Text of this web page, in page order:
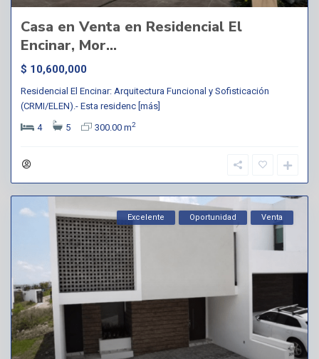
Casa en Venta en Residencial El
Encinar, Mor...
$ 10,600,000
Residencial El Encinar: Arquitectura Funcional y Sofisticación
(CRMI/ELEN).- Esta residenc [más]
4
5 300.00 m2
Excelente Oportunidad Venta